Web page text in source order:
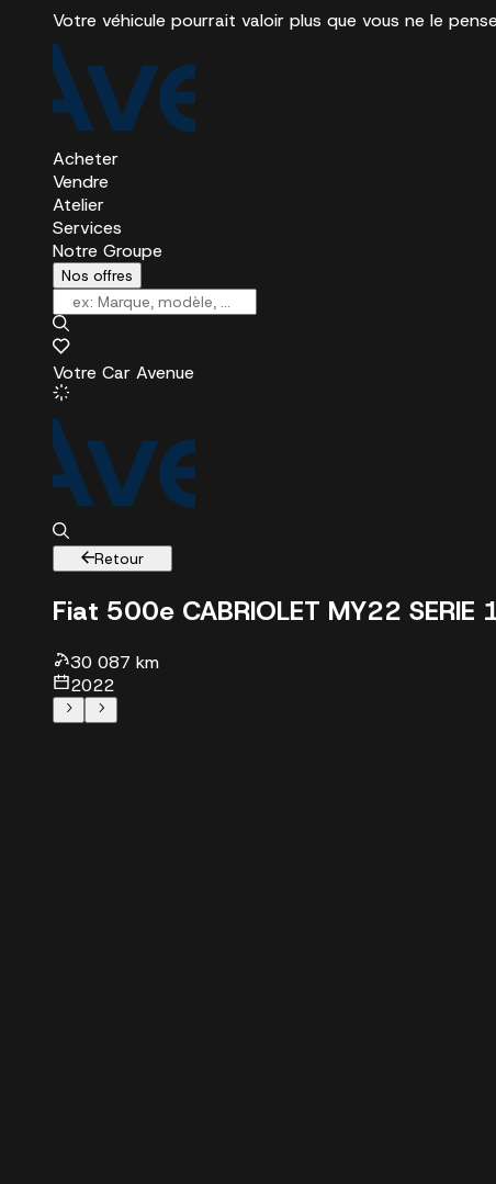
Votre véhicule pourrait valoir plus que vous ne le
Acheter
Vendre
Atelier
Services
Notre Groupe
Nos offres
Votre Car Avenue
Retour
Fiat 500e CABRIOLET MY22 SERIE
30 087 km
2022